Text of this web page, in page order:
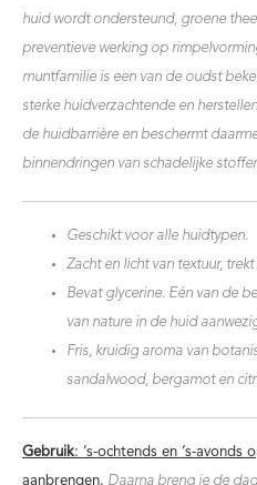
huid wordt ondersteund, groene
preventieve werking op
muntfamilie is een van de oudst
sterke huidverzachtende en
de huidbarrière en beschermt
binnendringen van schadelijke
Geschikt voor alle huidtypen.
Zacht en licht van textuur, trekt
Bevat glycerine. Eén van de
van nature in de huid
Fris, kruidig aroma van
sandalwood, bergamot en
Gebruik: ’s-ochtends en ’s-avonds
aanbrengen. Daarna breng je de